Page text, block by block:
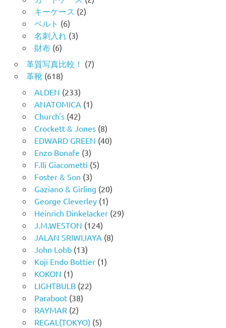
キーケース (2)
ベルト (6)
名刺入れ (3)
財布(6)
革質写真比較！ (7)
革靴(618)
ALDEN (233)
ANATOMICA (1)
Church's(42)
Crockett & Jones(8)
EDWARD GREEN (40)
Enzo Bonafe (3)
F.lli Giacometti (5)
Foster & Son (3)
Gaziano & Girling (20)
George Cleverley(1)
Heinrich Dinkelacker(29)
J.M.WESTON (124)
JALAN SRIWIJAYA (8)
John Lobb(13)
Koji Endo Bottier(1)
KOKON (1)
LIGHTBULB(22)
Paraboot(38)
RAYMAR (2)
REGAL(TOKYO) (5)